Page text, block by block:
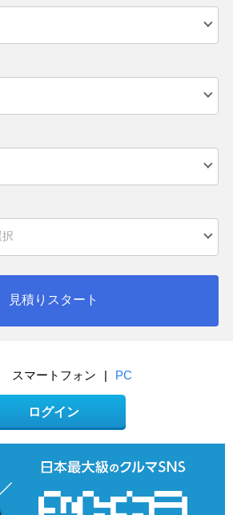
見積りスタート
スマートフォン | PC
ログイン